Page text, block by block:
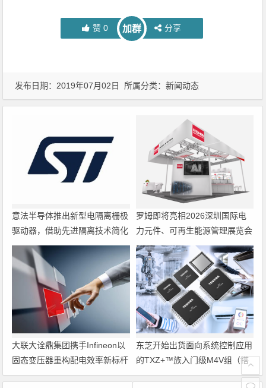
赞 0 加群 分享
发布日期：2019年07月02日 所属分类：新闻动态
意法半导体推出新型电隔离栅极
驱动器，借助先进隔离技术简化
电源设计
罗姆即将亮相2026深圳国际电
力元件、可再生能源管理展览会
暨研讨会
大联大诠鼎集团携手Infineon以
固态变压器重构配电效率新标杆
东芝开始出货面向系统控制应用
的TXZ+™族入门级M4V组（搭
载Arm Cortex‑M4内核的标准微